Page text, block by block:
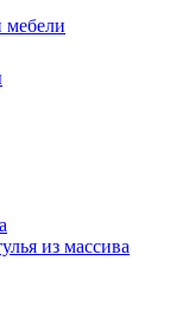
мебели
из массива